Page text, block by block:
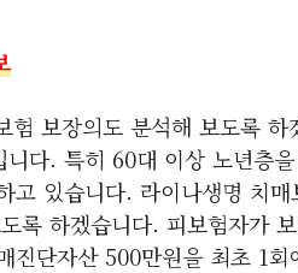
보장의도 분석해 보도록 하
다. 특히 60대 이상 노년층
고 있습니다. 라이나생명 치
록 하겠습니다. 피보험자가
진단자산 500만원을 최초 1